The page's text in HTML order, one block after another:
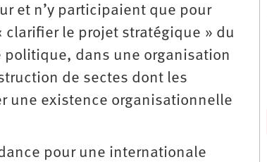
et n’y participaient que pour
le projet stratégique » du
politique, dans une organisation
de sectes dont les
une existence organisationnelle
pour une internationale